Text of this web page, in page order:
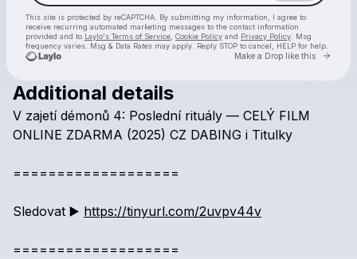
This site is protected by reCAPTCHA. By submitting my information, I agree to
receive recurring automated marketing messages to the contact information
provided and to Laylo's Terms of Service Cookie Policy and Privacy Policy . Msg
frequency varies. Msg & Data Rates may apply. Reply STOP to cancel, HELP for help.
Make a Drop like this Go
V zajetí démonů 4: Poslední rituály
Check your texts
Additional details
V zajetí démonů 4: Poslední rituály — CELÝ FILM
ONLINE ZDARMA (2025) CZ DABING i Titulky
===================
Sledovat ▶️ https://tinyurl.com/2uvpv44v
===================